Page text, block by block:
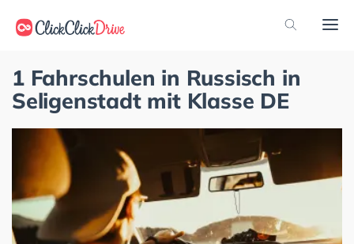
1 Fahrschulen in Russisch in
Seligenstadt mit Klasse DE